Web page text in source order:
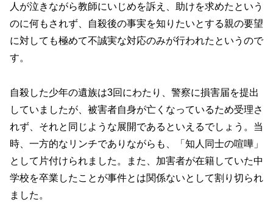
人が泣きながら教師にいじめを訴え、助けを求めたという
のに何もされず、自殺後の事実を知りたいとする親の要望
に対しても極めて不誠実な対応のみが行われたというので
す。
自殺した少年の遺族は3回にわたり、警察に損害届を提出
していましたが、被害者自身が亡くなっているため受理さ
れず、それと同じような展開であるといえるでしょう。当
時、一方的なリンチでありながらも、「知人同士の喧嘩」
として片付けられました。また、加害者が在籍していた中
学校を卒業したことが事件とは関係ないとして割り切られ
ました。